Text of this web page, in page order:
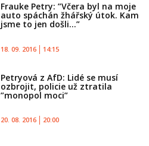
Frauke Petry: ”Včera byl na moje
auto spáchán žhářský útok. Kam
jsme to jen došli...”
18. 09. 2016 14:15
Petryová z AfD: Lidé se musí
ozbrojit, policie už ztratila
”monopol moci”
20. 08. 2016 20:00